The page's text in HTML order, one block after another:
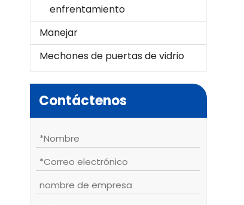
enfrentamiento
Manejar
Mechones de puertas de vidrio
Contáctenos